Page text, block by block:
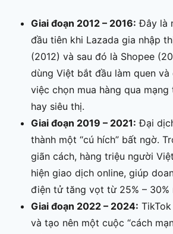
Giai đoạn 2012 – 2016: Đây là
đầu tiên khi Lazada gia nhập
(2012) và sau đó là Shopee
dùng Việt bắt đầu làm quen
việc chọn mua hàng qua
hay siêu thị.
Giai đoạn 2019 – 2021: Đại
thành một “cú hích” bất ngờ.
giãn cách, hàng triệu người
hiện giao dịch online, giúp
điện tử tăng vọt từ 25% – 30%
Giai đoạn 2022 – 2024:
và tạo nên một cuộc “cách